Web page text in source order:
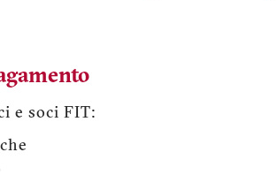
e soci FIT: